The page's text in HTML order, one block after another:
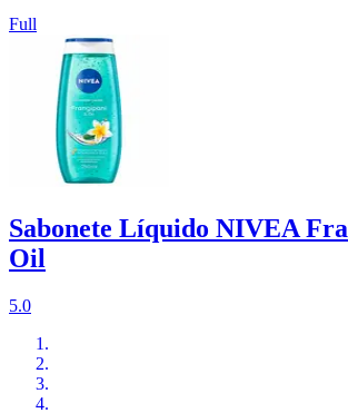
Full
Sabonete Líquido NIVEA
Oil
5.0